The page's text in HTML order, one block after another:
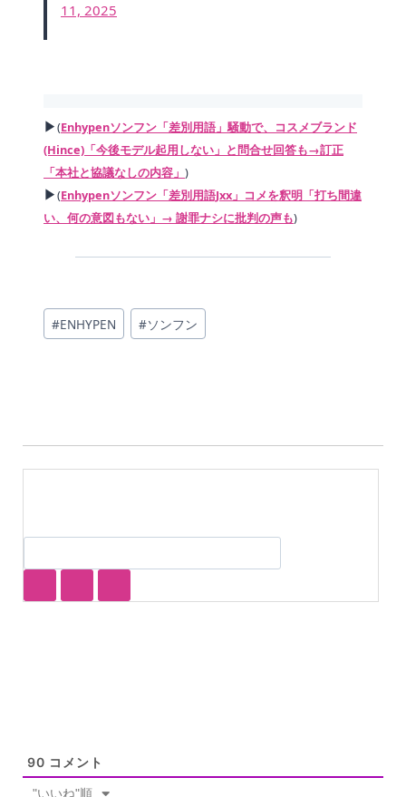
11, 2025
▶(Enhypenソンフン「差別用語」騒動で、コスメブランド
(Hince)「今後モデル起用しない」と問合せ回答も→訂正
「本社と協議なしの内容」 )
▶(Enhypenソンフン「差別用語Jxx」コメを釈明「打ち間違
い、何の意図もない」→ 謝罪ナシに批判の声も)
投
稿
#ENHYPEN #ソンフン
90 コメント
"いいね"順